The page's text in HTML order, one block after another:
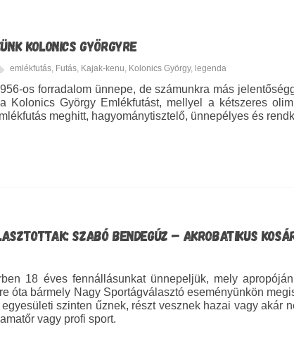
KOLONICS GYÖRGYRE
emlékfutás, Futás, Kajak-kenu, Kolonics György, legenda
os forradalom ünnepe, de számunkra más
Kolonics György Emlékfutást, mellyel a kétszeres
meghitt, hagyománytisztelő, ünnepélyes és
SZABÓ BENDEGÚZ – AKROBATIKUS
18 éves fennállásunkat ünnepeljük, mely
óta bármely Nagy Sportágválasztó eseményünkön
szinten űznek, részt vesznek hazai vagy akár
vagy profi sport.